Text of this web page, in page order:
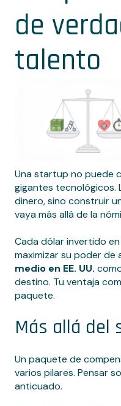
de
talento
Una startup no puede
gigantes tecnológicos.
dinero, sino construir
vaya más allá de la
Cada dólar invertido
maximizar su poder de
medio en EE. UU.
destino. Tu ventaja
paquete.
Más allá del
Un paquete de
varios pilares. Pensar
anticuado.